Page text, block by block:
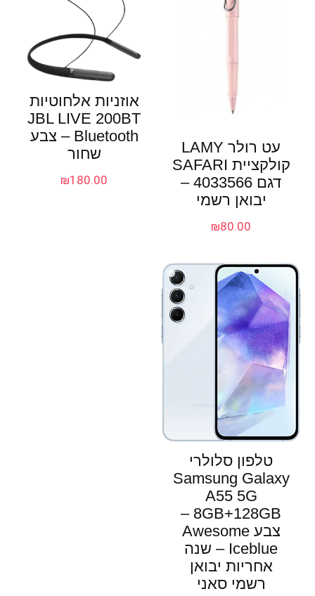
עט רולר LAMY
קולקציית SAFARI
דגם 4033566 –
יבואן רשמי
₪80.00
אוזניות אלחוטיות
JBL LIVE 200BT
Bluetooth – צבע
שחור
₪180.00
טלפון סלולרי
Samsung Galaxy
A55 5G
8GB+128GB –
צבע Awesome
Iceblue – שנה
אחריות יבואן
רשמי סאני